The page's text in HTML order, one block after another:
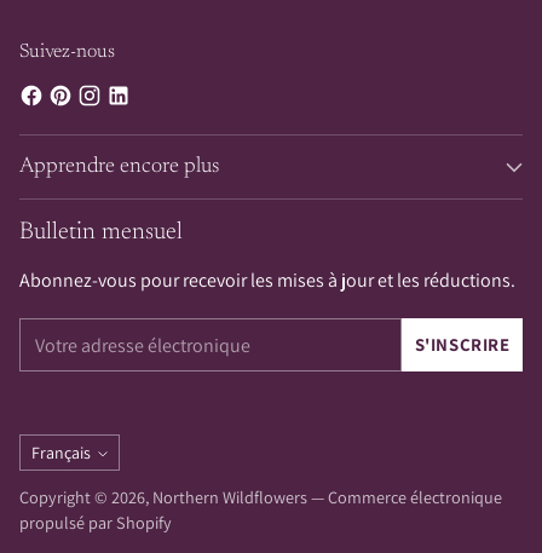
Suivez-nous
Apprendre encore plus
Bulletin mensuel
Abonnez-vous pour recevoir les mises à jour et les réductions.
adresse
S'INSCRIRE
Langue
Français
Copyright © 2026, Northern Wildflowers—Commerce électronique
propulsé par Shopify